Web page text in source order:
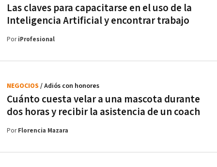
Las claves para capacitarse en el uso de la
Inteligencia Artificial y encontrar trabajo
PoriProfesional
Cuánto cuesta velar a una mascota durante
dos horas y recibir la asistencia de un coach
NEGOCIOS / Adiós con honores
PorFlorencia Mazara